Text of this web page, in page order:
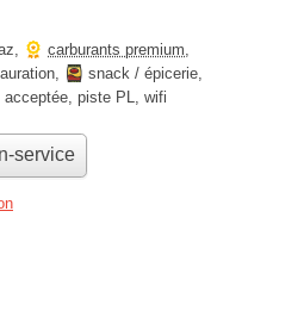
, carburants premium,
, snack / épicerie,
acceptée, piste PL, wifi
service